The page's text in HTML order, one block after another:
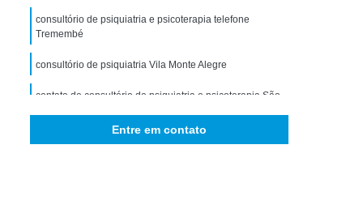
para Ansiedade
em Dependência
em Dependência de Drogas
em Dependência de álcool
Comorbidade Psiquiátrica
em Dependência de Drogas
consultório de psiquiatria e psicoterapia telefone
Tremembé
consultório de psiquiatria Vila Monte Alegre
contato de consultório de psiquiatria e psicoterapia São
Entre em contato